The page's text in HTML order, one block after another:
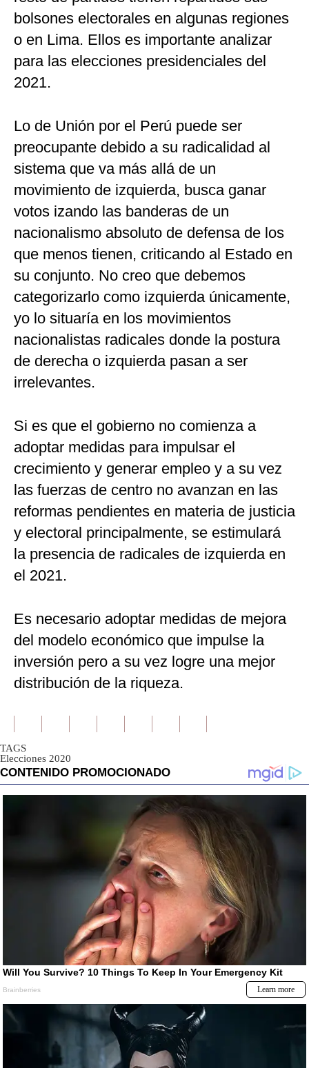
bolsones electorales en algunas regiones
o en Lima. Ellos es importante analizar
para las elecciones presidenciales del
2021.
Lo de Unión por el Perú puede ser
preocupante debido a su radicalidad al
sistema que va más allá de un
movimiento de izquierda, busca ganar
votos izando las banderas de un
nacionalismo absoluto de defensa de los
que menos tienen, criticando al Estado en
su conjunto. No creo que debemos
categorizarlo como izquierda únicamente,
yo lo situaría en los movimientos
nacionalistas radicales donde la postura
de derecha o izquierda pasan a ser
irrelevantes.
Si es que el gobierno no comienza a
adoptar medidas para impulsar el
crecimiento y generar empleo y a su vez
las fuerzas de centro no avanzan en las
reformas pendientes en materia de justicia
y electoral principalmente, se estimulará
la presencia de radicales de izquierda en
el 2021.
Es necesario adoptar medidas de mejora
del modelo económico que impulse la
inversión pero a su vez logre una mejor
distribución de la riqueza.
TAGS
Elecciones 2020